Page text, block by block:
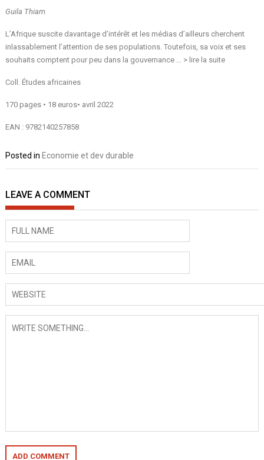
Guila Thiam
L’Afrique suscite davantage d’intérêt et les médias d’ailleurs cherchent
inlassablement l’attention de ses populations. Toutefois, sa voix et ses
souhaits comptent pour peu dans la gouvernance … > lire la suite
Coll. Études africaines
170 pages • 18 euros• avril 2022
EAN : 9782140257858
Posted in Economie et dev durable
LEAVE A COMMENT